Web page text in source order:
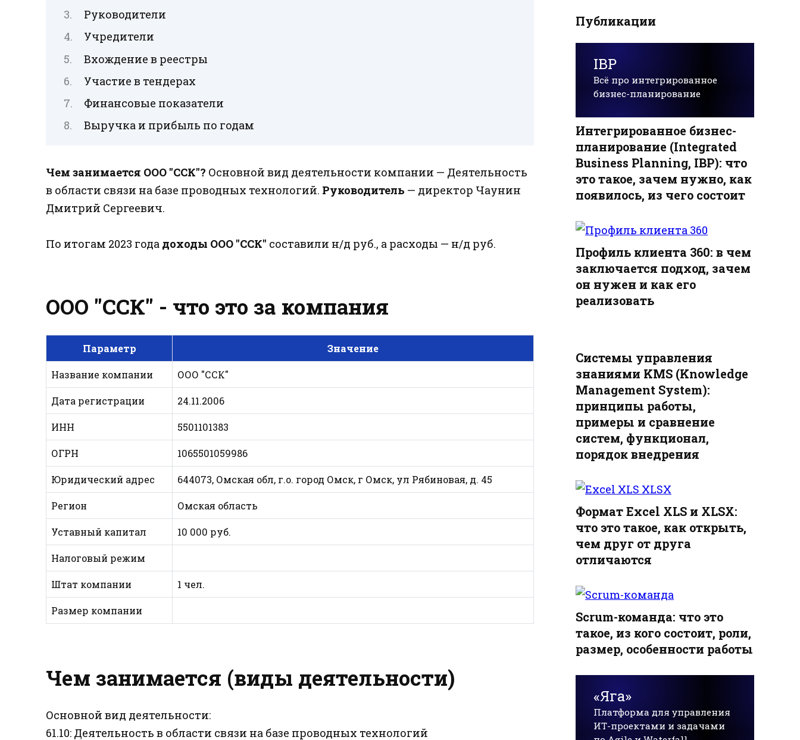
Руководители
Учредители
Вхождение в реестры
Участие в тендерах
Финансовые показатели
Выручка и прибыль по годам
Чем занимается ООО "ССК"? Основной вид деятельности компании — Деятельность
в области связи на базе проводных технологий. Руководитель — директор Чаунин
Дмитрий Сергеевич.
По итогам 2023 года доходы ООО "ССК" составили н/д руб., а расходы — н/д руб.
ООО "ССК" - что это за компания
Параметр Значение
Название компании ООО "ССК"
Дата регистрации 24.11.2006
ИНН 5501101383
ОГРН 1065501059986
Юридический адрес 644073, Омская обл, г.о. город Омск, г Омск, ул Рябиновая, д. 45
Регион Омская область
Уставный капитал 10 000 руб.
Налоговый режим
Штат компании 1 чел.
Размер компании
Чем занимается (виды деятельности)
Основной вид деятельности:
61.10: Деятельность в области связи на базе проводных технологий
Публикации
IBP
Всё про интегрированное
бизнес-планирование
Интегрированное бизнес-
планирование (Integrated
Business Planning, IBP): что
это такое, зачем нужно, как
появилось, из чего состоит
Профиль клиента 360: в чем
заключается подход, зачем
он нужен и как его
реализовать
Системы управления
знаниями KMS (Knowledge
Management System):
принципы работы,
примеры и сравнение
систем, функционал,
порядок внедрения
Формат Excel XLS и XLSX:
что это такое, как открыть,
чем друг от друга
отличаются
Scrum-команда: что это
такое, из кого состоит, роли,
размер, особенности работы
«Яга»
Платформа для управления
ИТ-проектами и задачами